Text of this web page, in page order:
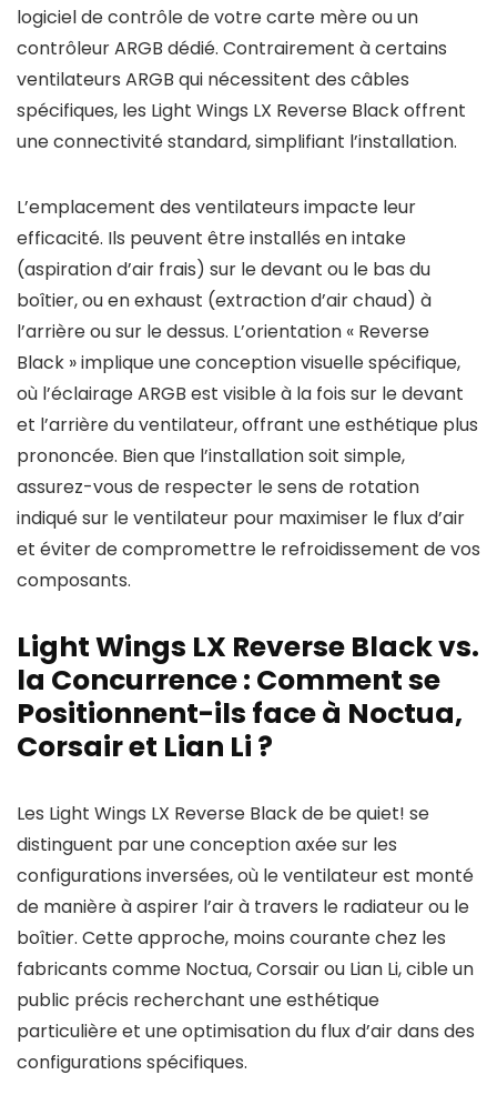
logiciel de contrôle de votre carte mère ou un
contrôleur ARGB dédié. Contrairement à certains
ventilateurs ARGB qui nécessitent des câbles
spécifiques, les Light Wings LX Reverse Black offrent
une connectivité standard, simplifiant l’installation.
L’emplacement des ventilateurs impacte leur
efficacité. Ils peuvent être installés en intake
(aspiration d’air frais) sur le devant ou le bas du
boîtier, ou en exhaust (extraction d’air chaud) à
l’arrière ou sur le dessus. L’orientation « Reverse
Black » implique une conception visuelle spécifique,
où l’éclairage ARGB est visible à la fois sur le devant
et l’arrière du ventilateur, offrant une esthétique plus
prononcée. Bien que l’installation soit simple,
assurez-vous de respecter le sens de rotation
indiqué sur le ventilateur pour maximiser le flux d’air
et éviter de compromettre le refroidissement de vos
composants.
Light Wings LX Reverse Black vs.
la Concurrence : Comment se
Positionnent-ils face à Noctua,
Corsair et Lian Li ?
Les Light Wings LX Reverse Black de be quiet! se
distinguent par une conception axée sur les
configurations inversées, où le ventilateur est monté
de manière à aspirer l’air à travers le radiateur ou le
boîtier. Cette approche, moins courante chez les
fabricants comme Noctua, Corsair ou Lian Li, cible un
public précis recherchant une esthétique
particulière et une optimisation du flux d’air dans des
configurations spécifiques.